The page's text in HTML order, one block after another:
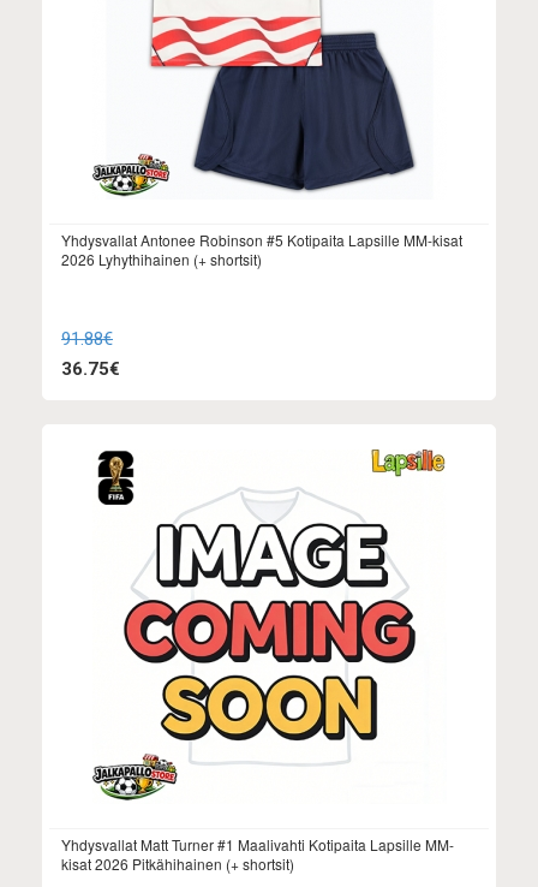
Yhdysvallat Antonee Robinson #5 Kotipaita Lapsille MM-kisat
2026 Lyhythihainen (+ shortsit)
91.88€
36.75€
Yhdysvallat Matt Turner #1 Maalivahti Kotipaita Lapsille MM-
kisat 2026 Pitkähihainen (+ shortsit)